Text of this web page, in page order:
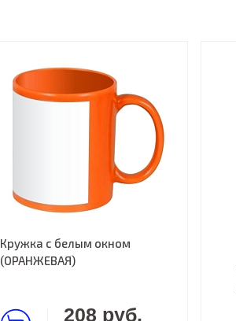
Кружка с белым окном
(ОРАНЖЕВАЯ)
208 руб.